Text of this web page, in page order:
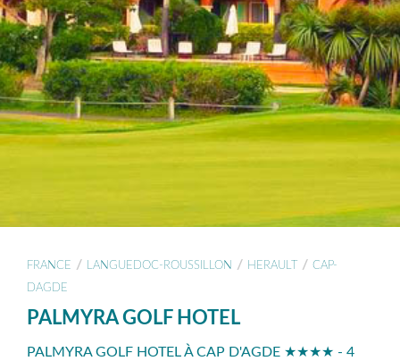
FRANCE / LANGUEDOC-ROUSSILLON / HERAULT / CAP-
DAGDE
PALMYRA GOLF HOTEL
PALMYRA GOLF HOTEL À CAP D'AGDE ★★★★ - 4